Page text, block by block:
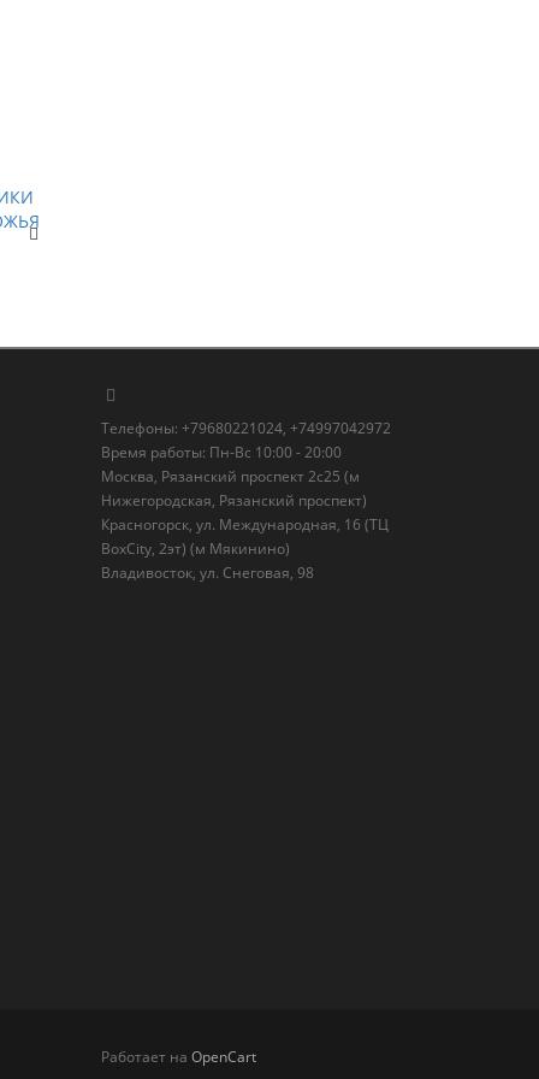
Телефоны: +79680221024, +74997042972
Время работы: Пн-Вс 10:00 - 20:00
Москва, Рязанский проспект 2с25 (м
Нижегородская, Рязанский проспект)
Красногорск, ул. Международная, 16 (ТЦ
BoxСity, 2эт) (м Мякинино)
Владивосток, ул. Снеговая, 98
Работает на OpenCart